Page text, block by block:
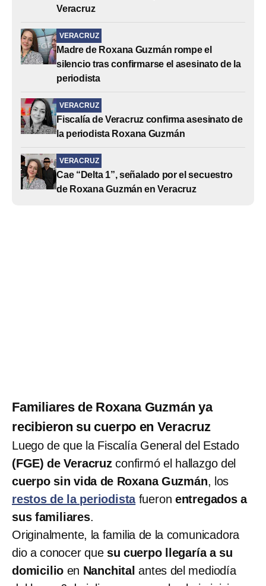
Veracruz
VERACRUZ
Madre de Roxana Guzmán rompe el
silencio tras confirmarse el asesinato de la
periodista
VERACRUZ
Fiscalía de Veracruz confirma asesinato de
la periodista Roxana Guzmán
VERACRUZ
Cae “Delta 1”, señalado por el secuestro
de Roxana Guzmán en Veracruz
Familiares de Roxana Guzmán ya
recibieron su cuerpo en Veracruz
Luego de que la Fiscalía General del Estado
(FGE) de Veracruzconfirmó el hallazgo del
cuerpo sin vida de Roxana Guzmán, los
restos de la periodistafueron entregados a
sus familiares.
Originalmente, la familia de la comunicadora
dio a conocer quesu cuerpo llegaría a su
domicilio en Nanchital antes del mediodía